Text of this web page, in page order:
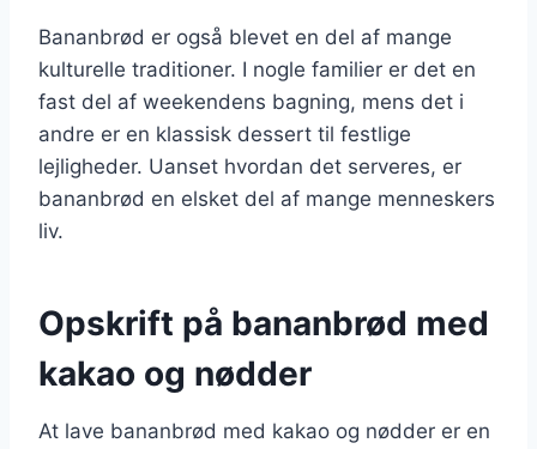
Bananbrød er også blevet en del af mange
kulturelle traditioner. I nogle familier er det en
fast del af weekendens bagning, mens det i
andre er en klassisk dessert til festlige
lejligheder. Uanset hvordan det serveres, er
bananbrød en elsket del af mange menneskers
liv.
Opskrift på bananbrød med
kakao og nødder
At lave bananbrød med kakao og nødder er en